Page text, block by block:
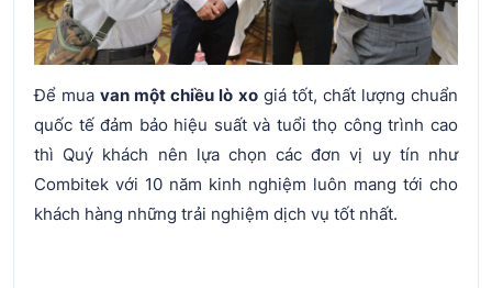
Để muavan một chiều lò xogiá tốt, chất lượng chuẩn
quốc tế đảm bảo hiệu suất và tuổi thọ công trình cao
thì Quý khách nên lựa chọn các đơn vị uy tín như
Combitek với 10 năm kinh nghiệm luôn mang tới cho
khách hàng những trải nghiệm dịch vụ tốt nhất.